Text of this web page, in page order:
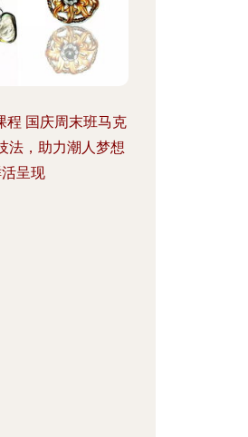
程 国庆周末班马克
法，助力潮人梦想
呈现